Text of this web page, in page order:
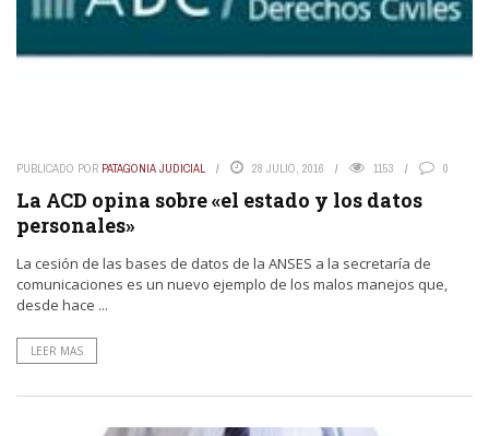
PUBLICADO POR PATAGONIA JUDICIAL 28 JULIO, 2016 1153 0
La ACD opina sobre «el estado y los datos
personales»
La cesión de las bases de datos de la ANSES a la secretaría de
comunicaciones es un nuevo ejemplo de los malos manejos que,
desde hace ...
LEER MAS